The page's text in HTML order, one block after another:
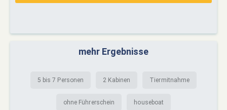
mehr Ergebnisse
5 bis 7 Personen 2 Kabinen Tiermitnahme
ohne Führerschein houseboat